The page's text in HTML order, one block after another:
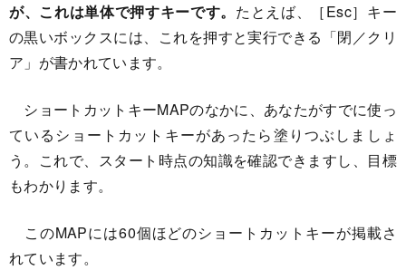
が、これは単体で押すキーです。 たとえば、［Esc］キー
の黒いボックスには、これを押すと実行できる「閉／クリ
ア」が書かれています。
ショートカットキーMAPのなかに、あなたがすでに使っ
ているショートカットキーがあったら塗りつぶしましょ
う。これで、スタート時点の知識を確認できますし、目標
もわかります。
このMAPには60個ほどのショートカットキーが掲載さ
れています。